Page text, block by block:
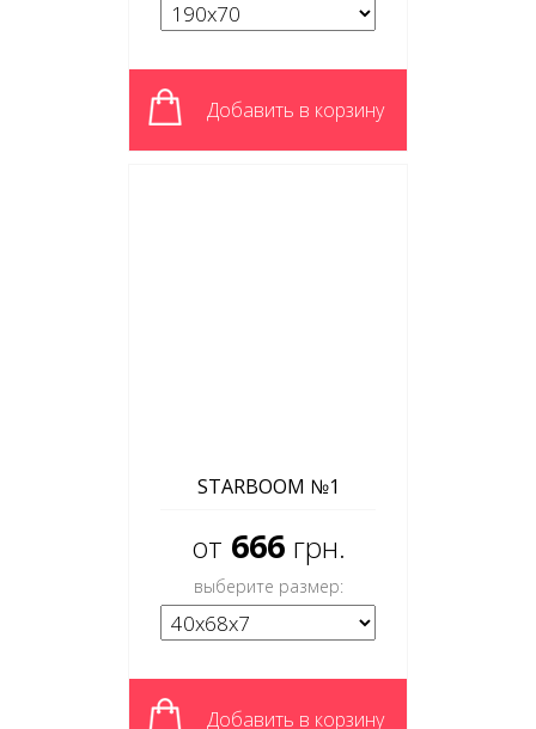
Добавить в корзину
STARBOOM №1
от 666 грн.
выберите размер:
Добавить в корзину